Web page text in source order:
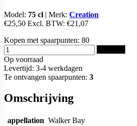
Model: 75 cl | Merk: Creation
€25,50 Excl. BTW: €21,07
Kopen met spaarpunten: 80
Op voorraad
Levertijd: 3-4 werkdagen
Te ontvangen spaarpunten: 3
Omschrijving
appellation Walker Bay